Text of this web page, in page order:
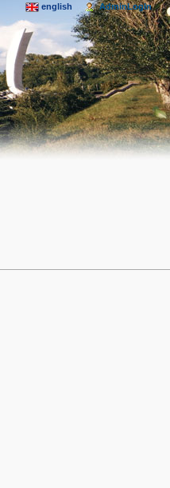
english AdminLogIn